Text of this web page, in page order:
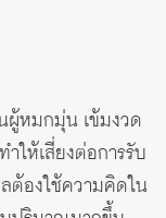
หมกมุ่น เข้มงวด
ให้เสี่ยงต่อการรับ
ต้องใช้ความคิดใน